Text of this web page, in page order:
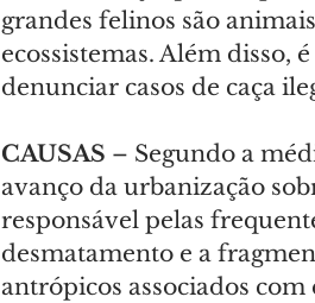
grandes felinos são
ecossistemas. Além disso,
denunciar casos de caça
CAUSAS – Segundo a
avanço da urbanização
responsável pelas
desmatamento e a
antrópicos associados